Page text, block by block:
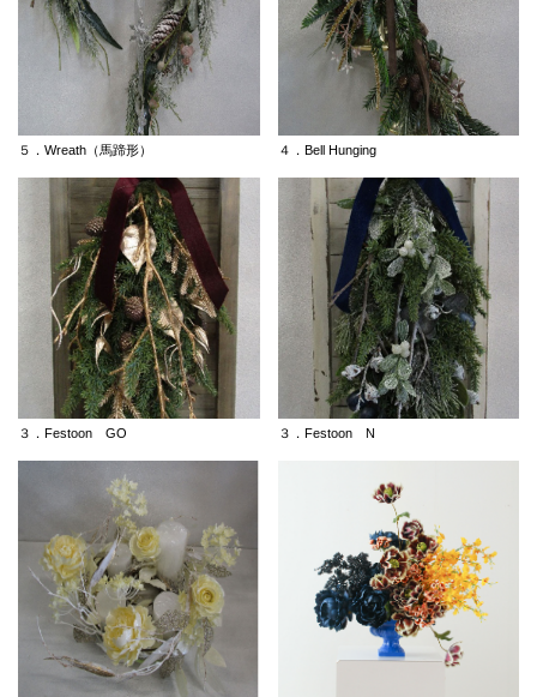
５．Wreath（馬蹄形） ４．Bell Hunging
３．Festoon GO ３．Festoon N